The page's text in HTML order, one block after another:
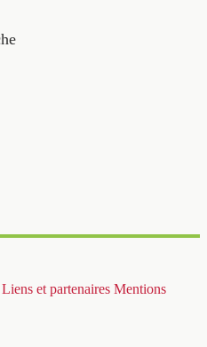
Liens et partenaires Mentions